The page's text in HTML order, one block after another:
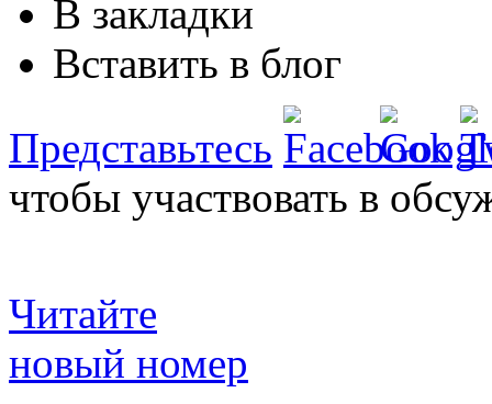
В закладки
Вставить в блог
Представьтесь
чтобы участвовать в
Читайте
новый номер